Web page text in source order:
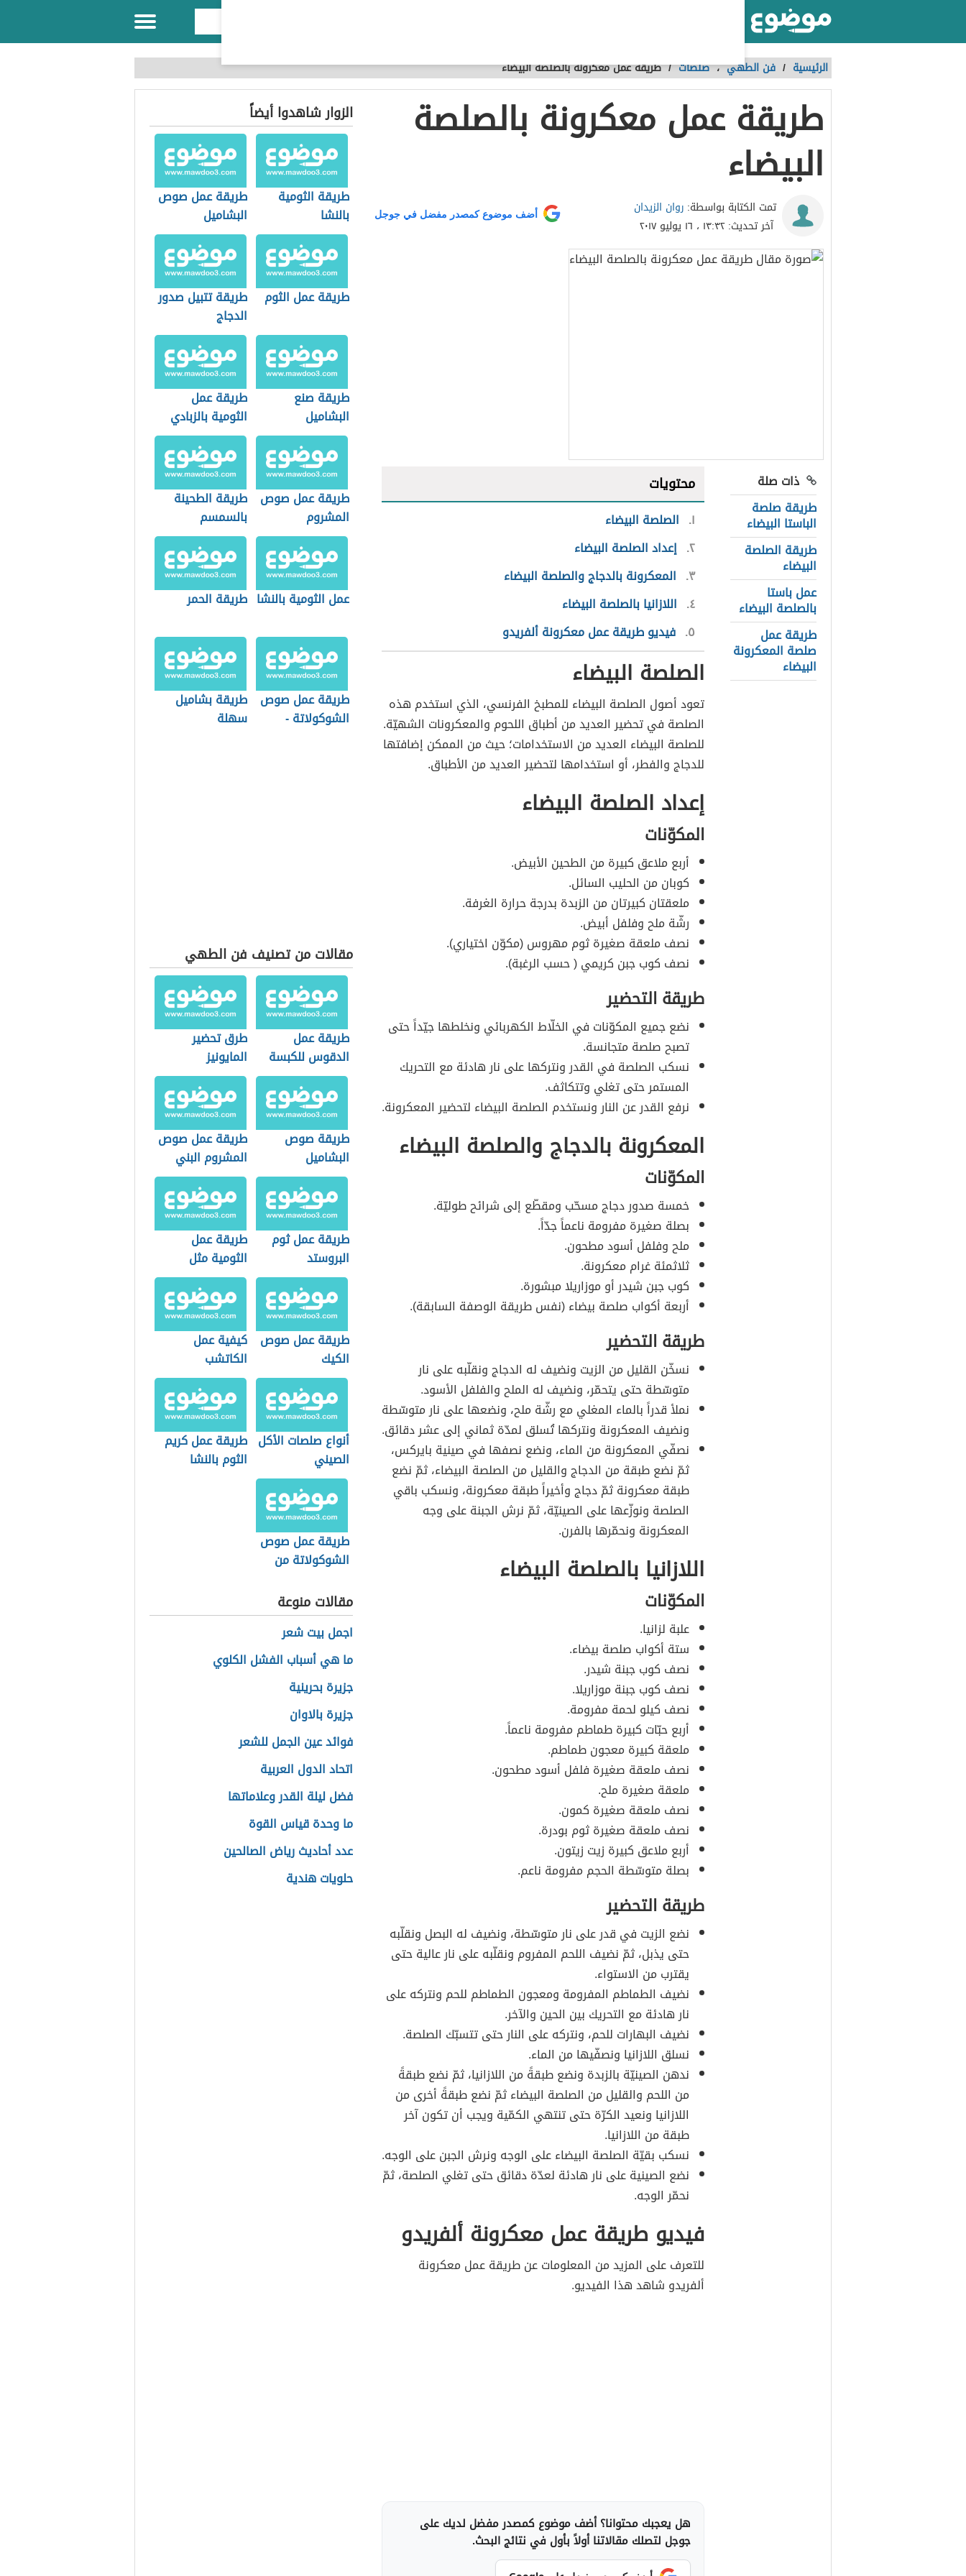
الرئيسية / فن الطهي،صلصات /طريقة عمل معكرونة بالصلصة البيضاء
طريقة عمل معكرونة بالصلصة
البيضاء
تمت الكتابة بواسطة: روان الزيدان
آخر تحديث:١٣:٣٢ ، ١٦ يوليو ٢٠١٧
أضف موضوع كمصدر مفضل في جوجل
ذات صلة
طريقة صلصة
الباستا البيضاء
طريقة الصلصة
البيضاء
عمل باستا
بالصلصة البيضاء
طريقة عمل
صلصة المعكرونة
البيضاء
محتويات
١ الصلصة البيضاء
٢ إعداد الصلصة البيضاء
٣ المعكرونة بالدجاج والصلصة البيضاء
٤ اللازانيا بالصلصة البيضاء
٥ فيديو طريقة عمل معكرونة ألفريدو
الصلصة البيضاء
تعود أصول الصلصة البيضاء للمطبخ الفرنسي، الذي استخدم هذه
الصلصة في تحضير العديد من أطباق اللحوم والمعكرونات الشهيّة.
للصلصة البيضاء العديد من الاستخدامات؛ حيث من الممكن إضافتها
للدجاج والفطر، أو استخدامها لتحضير العديد من الأطباق.
إعداد الصلصة البيضاء
المكوّنات
أربع ملاعق كبيرة من الطحين الأبيض.
كوبان من الحليب السائل.
ملعقتان كبيرتان من الزبدة بدرجة حرارة الغرفة.
رشّة ملح وفلفل أبيض.
نصف ملعقة صغيرة ثوم مهروس (مكوّن اختياري).
نصف كوب جبن كريمي ( حسب الرغبة).
طريقة التحضير
نضع جميع المكوّنات في الخلّاط الكهربائي ونخلطها جيّداً حتى
تصبح صلصة متجانسة.
نسكب الصلصة في القدر ونتركها على نار هادئة مع التحريك
المستمر حتى تغلي وتتكاثف.
نرفع القدر عن النار ونستخدم الصلصة البيضاء لتحضير المعكرونة.
المعكرونة بالدجاج والصلصة البيضاء
المكوّنات
خمسة صدور دجاج مسحّب ومقطّع إلى شرائح طوليّة.
بصلة صغيرة مفرومة ناعماً جدّاً.
ملح وفلفل أسود مطحون.
ثلاثمئة غرام معكرونة.
كوب جبن شيدر أو موزاريلا مبشورة.
أربعة أكواب صلصة بيضاء (نفس طريقة الوصفة السابقة).
طريقة التحضير
نسخّن القليل من الزيت ونضيف له الدجاج ونقلّبه على نار
متوسّطة حتى يتحمّر، ونضيف له الملح والفلفل الأسود.
نملأ قدراً بالماء المغلي مع رشّة ملح، ونضعها على نار متوسّطة
ونضيف المعكرونة ونتركها تُسلق لمدّة ثماني إلى عشر دقائق.
نصفّي المعكرونة من الماء، ونضع نصفها في صينية بايركس،
ثمّ نضع طبقة من الدجاج والقليل من الصلصة البيضاء، ثمّ نضع
طبقة معكرونة ثمّ دجاج وأخيراً طبقة معكرونة، ونسكب باقي
الصلصة ونوزّعها على الصينيّة، ثمّ نرش الجبنة على وجه
المعكرونة ونحمّرها بالفرن.
اللازانيا بالصلصة البيضاء
المكوّنات
علبة لزانيا.
ستة أكواب صلصة بيضاء.
نصف كوب جبنة شيدر.
نصف كوب جبنة موزاريلا.
نصف كيلو لحمة مفرومة.
أربع حبّات كبيرة طماطم مفرومة ناعماً.
ملعقة كبيرة معجون طماطم.
نصف ملعقة صغيرة فلفل أسود مطحون.
ملعقة صغيرة ملح.
نصف ملعقة صغيرة كمون.
نصف ملعقة صغيرة ثوم بودرة.
أربع ملاعق كبيرة زيت زيتون.
بصلة متوسّطة الحجم مفرومة ناعم.
طريقة التحضير
نضع الزيت في قدر على نار متوسّطة، ونضيف له البصل ونقلّبه
حتى يذبل، ثمّ نضيف اللحم المفروم ونقلّبه على نار عالية حتى
يقترب من الاستواء.
نضيف الطماطم المفرومة ومعجون الطماطم للحم ونتركه على
نار هادئة مع التحريك بين الحين والآخر.
نضيف البهارات للحم، ونتركه على النار حتى تتسبّك الصلصة.
نسلق اللازانيا ونصفّيها من الماء.
ندهن الصينيّة بالزبدة ونضع طبقةً من اللازانيا، ثمّ نضع طبقةً
من اللحم والقليل من الصلصة البيضاء ثمّ نضع طبقةً أخرى من
اللازانيا ونعيد الكرّة حتى تنتهي الكمّية ويجب أن تكون آخر
طبقة من اللازانيا.
نسكب بقيّة الصلصة البيضاء على الوجه ونرش الجبن على الوجه.
نضع الصينية على نار هادئة لعدّة دقائق حتى تغلي الصلصة، ثمّ
نحمّر الوجه.
فيديو طريقة عمل معكرونة ألفريدو
للتعرف على المزيد من المعلومات عن طريقة عمل معكرونة
ألفريدو شاهد هذا الفيديو.
هل يعجبك محتوانا؟ أضف موضوع كمصدر مفضل لديك على
جوجل لتصلك مقالاتنا أولاً بأول في نتائج البحث.
الزوار شاهدوا أيضاً
طريقة الثومية
بالنشا
طريقة عمل صوص
البشاميل
طريقة عمل الثوم
طريقة تتبيل صدور
الدجاج
طريقة صنع
البشاميل
طريقة عمل
الثومية بالزبادي
طريقة عمل صوص
المشروم
طريقة الطحينة
بالسمسم
عمل الثومية بالنشا طريقة الحمر
طريقة عمل صوص
الشوكولاتة -
طريقة بشاميل
سهلة
مقالات من تصنيف فن الطهي
طريقة عمل
الدقوس للكبسة
طرق تحضير
المايونيز
طريقة صوص
البشاميل
طريقة عمل صوص
المشروم البني
للبرغر
طريقة عمل ثوم
البروستد
طريقة عمل
الثومية مثل
المطاعم
طريقة عمل صوص
الكيك
كيفية عمل
الكاتشب
أنواع صلصات الأكل
الصيني
طريقة عمل كريم
الثوم بالنشا
طريقة عمل صوص
الشوكولاتة من
مقالات منوعة
اجمل بيت شعر
ما هي أسباب الفشل الكلوي
جزيرة بحرينية
جزيرة بالاوان
فوائد عين الجمل للشعر
اتحاد الدول العربية
فضل ليلة القدر وعلاماتها
ما وحدة قياس القوة
عدد أحاديث رياض الصالحين
حلويات هندية